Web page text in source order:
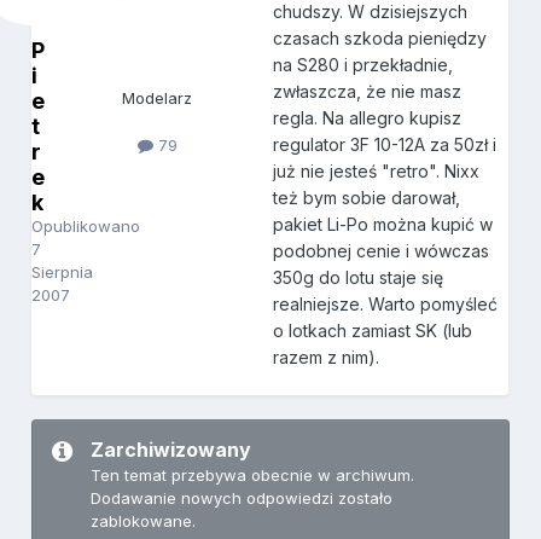
P
i
e
t
r
e
k
Opublikowano
7
Sierpnia
2007
Modelarz
79
chudszy. W dzisiejszych
czasach szkoda pieniędzy
na S280 i przekładnie,
zwłaszcza, że nie masz
regla. Na allegro kupisz
regulator 3F 10-12A za 50zł i
już nie jesteś "retro". Nixx
też bym sobie darował,
pakiet Li-Po można kupić w
podobnej cenie i wówczas
350g do lotu staje się
realniejsze. Warto pomyśleć
o lotkach zamiast SK (lub
razem z nim).
Zarchiwizowany
Ten temat przebywa obecnie w archiwum.
Dodawanie nowych odpowiedzi zostało
zablokowane.